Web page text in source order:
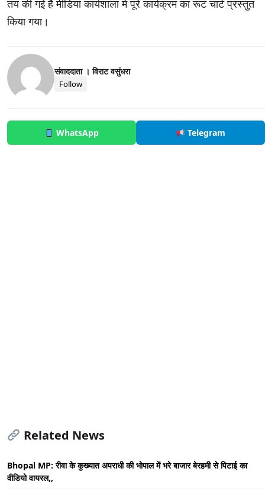
तय की गई है मीडिया कार्यशाला में पूरे कार्यक्रम का रूट चार्ट प्रस्तुत
किया गया।
संवाददाता । विराट वसुंधरा
Follow
WhatsApp Telegram
Related News
Bhopal MP: रीवा के कुख्यात अपराधी की भोपाल में भरे बाजार बेरहमी से पिटाई का
वीडियो वायरल,,